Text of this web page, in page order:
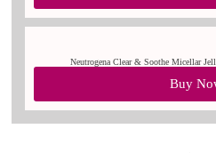
Neutrogena Clear & Soothe Micellar
Buy